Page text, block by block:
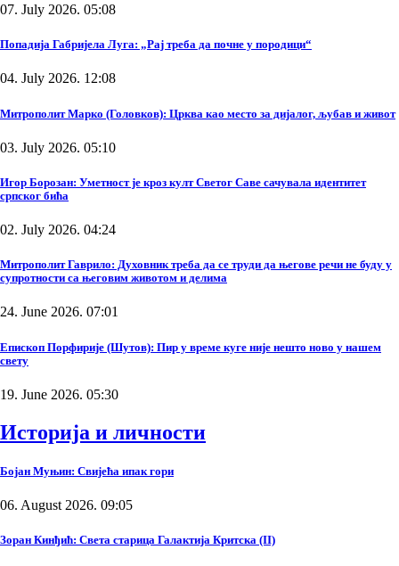
07. July 2026. 05:08
Попадија Габријела Луга: „Рај треба да почне у породици“
04. July 2026. 12:08
Митрополит Марко (Головков): Црква као место за дијалог, љубав и живот
03. July 2026. 05:10
Игор Борозан: Уметност је кроз култ Светог Саве сачувала идентитет
српског бића
02. July 2026. 04:24
Митрополит Гаврило: Духовник треба да се труди да његове речи не буду у
супротности са његовим животом и делима
24. June 2026. 07:01
Епископ Порфирије (Шутов): Пир у време куге није нешто ново у нашем
свету
19. June 2026. 05:30
Историја и личности
Бојан Муњин: Свијећа ипак гори
06. August 2026. 09:05
Зоран Кинђић: Света старица Галактија Критска (II)